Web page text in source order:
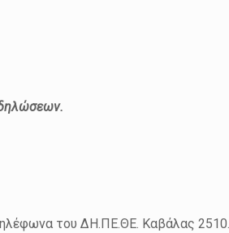
του ΔΗ.ΠΕ.ΘΕ. Καβάλας